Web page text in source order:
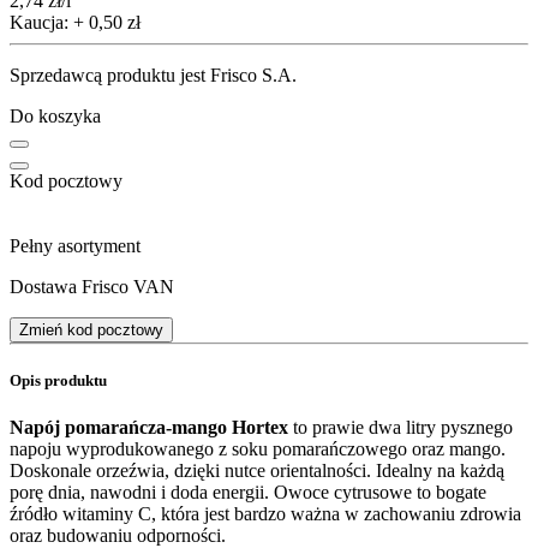
Kaucja: + 0,50 zł
Sprzedawcą produktu jest Frisco S.A.
Do koszyka
Kod pocztowy
Pełny asortyment
Dostawa Frisco VAN
Zmień kod pocztowy
Opis produktu
Napój pomarańcza-mango Hortex to prawie dwa litry pysznego
napoju wyprodukowanego z soku pomarańczowego oraz mango.
Doskonale orzeźwia, dzięki nutce orientalności. Idealny na każdą
porę dnia, nawodni i doda energii. Owoce cytrusowe to bogate
źródło witaminy C, która jest bardzo ważna w zachowaniu zdrowia
oraz budowaniu odporności.